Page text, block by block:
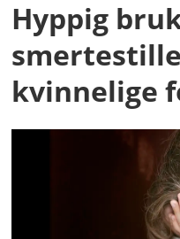
Hyppig
kvinnelige